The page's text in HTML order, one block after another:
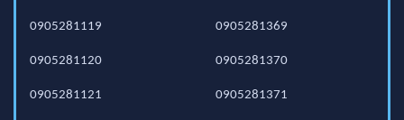
0905281119
0905281120
0905281121
0905281369
0905281370
0905281371